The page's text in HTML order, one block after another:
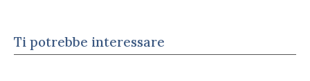
Ti potrebbe interessare